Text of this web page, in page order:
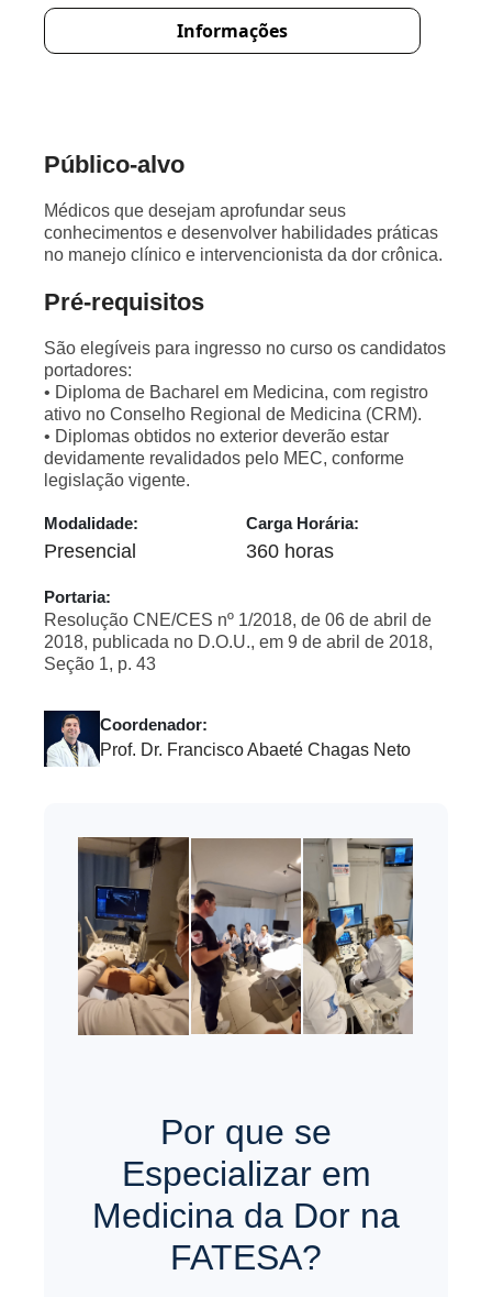
Informações
Público-alvo
Médicos que desejam aprofundar seus
conhecimentos e desenvolver habilidades práticas
no manejo clínico e intervencionista da dor crônica.
Pré-requisitos
São elegíveis para ingresso no curso os candidatos
portadores:
• Diploma de Bacharel em Medicina, com registro
ativo no Conselho Regional de Medicina (CRM).
• Diplomas obtidos no exterior deverão estar
devidamente revalidados pelo MEC, conforme
legislação vigente.
Modalidade:
Presencial
Carga Horária:
360 horas
Portaria:
Resolução CNE/CES nº 1/2018, de 06 de abril de
2018, publicada no D.O.U., em 9 de abril de 2018,
Seção 1, p. 43
Coordenador:
Prof. Dr. Francisco Abaeté Chagas Neto
Por que se
Especializar em
Medicina da Dor na
FATESA?